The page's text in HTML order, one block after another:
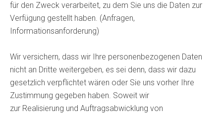
für den Zweck verarbeitet, zu dem Sie uns die Daten zur
Verfügung gestellt haben. (Anfragen,
Informationsanforderung)
Wir versichern, dass wir Ihre personenbezogenen Daten
nicht an Dritte weitergeben, es sei denn, dass wir dazu
gesetzlich verpflichtet wären oder Sie uns vorher Ihre
Zustimmung gegeben haben. Soweit wir
zur Realisierung und Auftragsabwicklung von